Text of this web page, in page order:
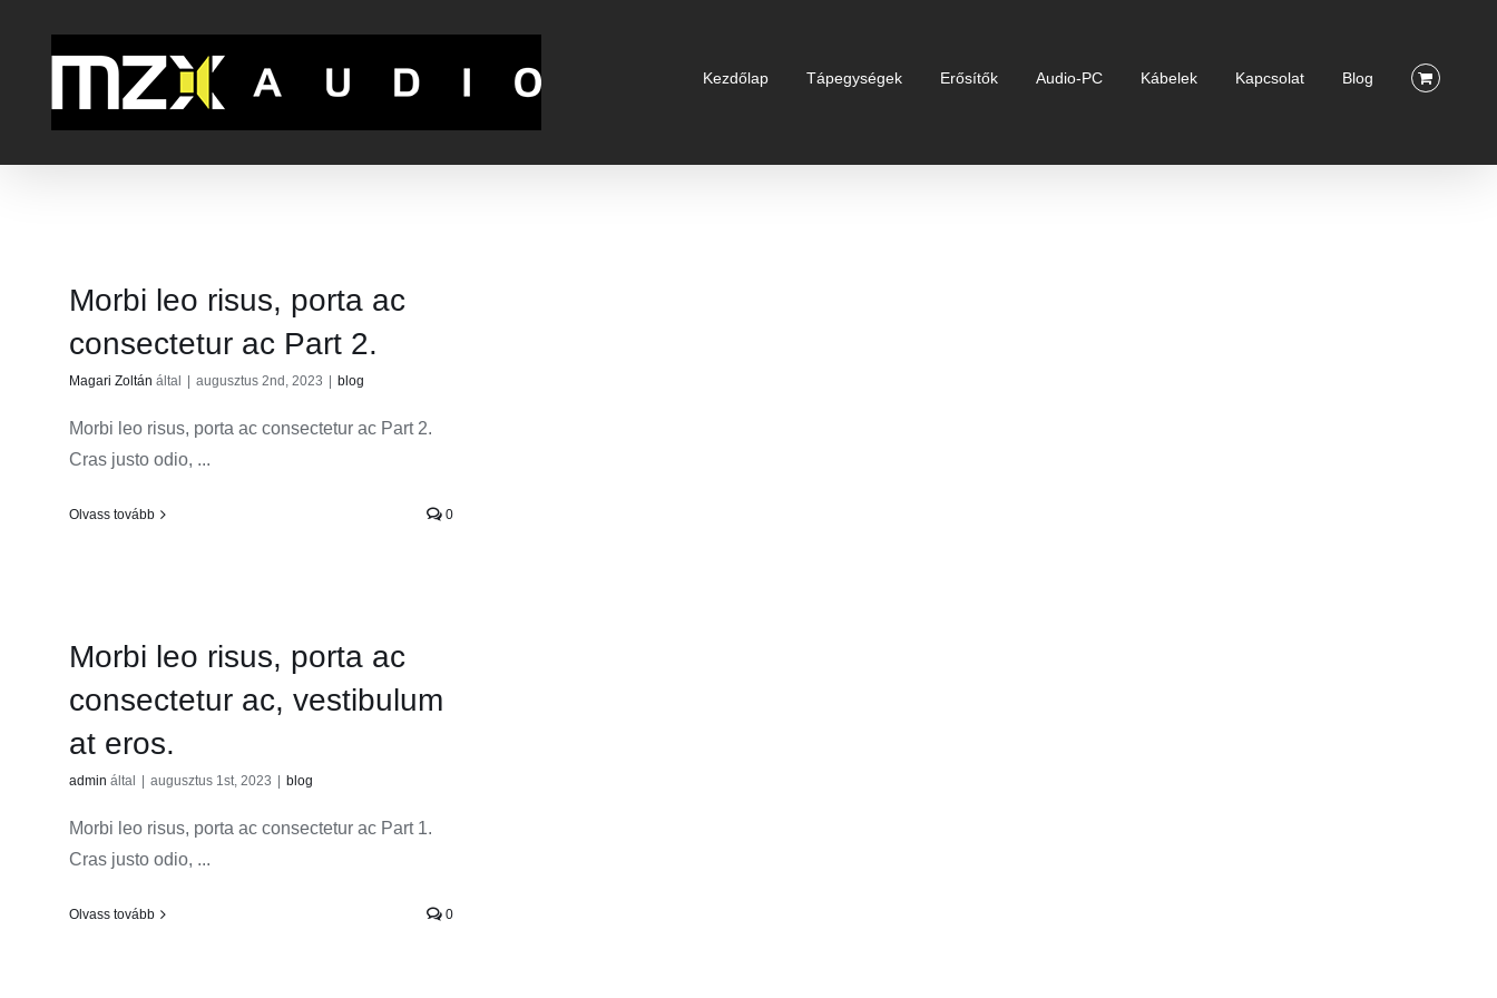
Kezdőlap Tápegységek Erősítők Audio-PC Kábelek Kapcsolat Blog
Morbi leo risus, porta ac
consectetur ac Part 2.
Magari Zoltán által augusztus 2nd, 2023 blog
Morbi leo risus, porta ac consectetur ac Part 2.
Cras justo odio, ...
Olvass tovább 0
Morbi leo risus, porta ac
consectetur ac, vestibulum
at eros.
admin által augusztus 1st, 2023 blog
Morbi leo risus, porta ac consectetur ac Part 1.
Cras justo odio, ...
Olvass tovább 0